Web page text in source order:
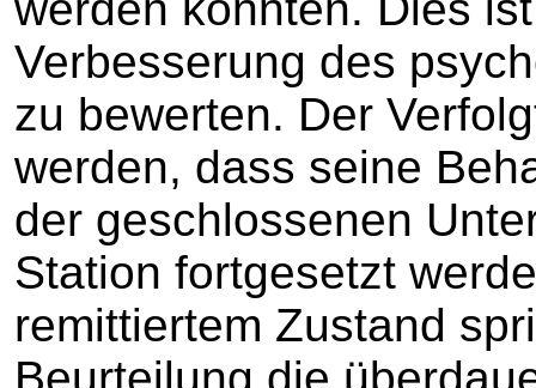
Verbesserung des
zu bewerten. Der
werden, dass seine
der geschlossenen
Station fortgesetzt
remittiertem Zustand